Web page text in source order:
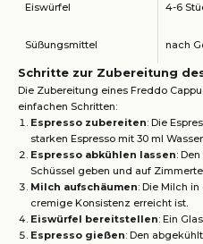
Eiswürfel 4-6
Süßungsmittel nach
Schritte zur Zubereitung
Die Zubereitung eines Freddo
einfachen Schritten:
Espresso zubereiten: Die
starken Espresso mit 30 ml
Espresso abkühlen lassen:
Schüssel geben und auf
Milch aufschäumen: Die Milch
cremige Konsistenz erreicht ist.
Eiswürfel bereitstellen: Ein
Espresso gießen: Den